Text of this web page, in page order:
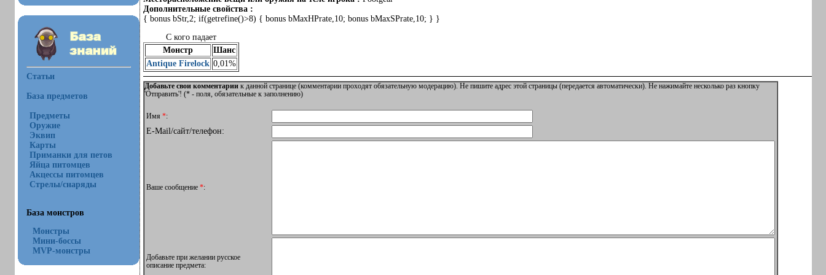
Статьи
База предметов
Предметы
Оружие
Эквип
Карты
Приманки для петов
Яйца питомцев
Акцессы питомцев
Стрелы/снаряды
База монстров
Монстры
Мини-боссы
MVP-монстры
Дополнительные свойства :
{ bonus bStr,2; if(getrefine()>8) { bonus bMaxHPrate,10; bonus bMaxSPrate,10; } }
С кого падает
Монстр
Шанс
Antique Firelock 0,01%
Добавьте свои комментариик данной странице (комментарии проходят обязательную модерацию). Не пишите адрес этой страницы (передается автоматически). Не нажимайте несколько раз кнопку
'Отправить'! (*- поля, обязательные к заполнению)
Имя *:
E-Mail/сайт/телефон:
Ваше сообщение *:
Добавьте при желании русское
описание предмета: